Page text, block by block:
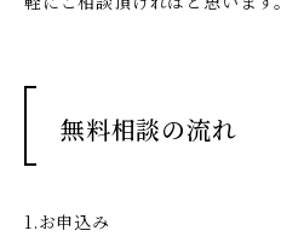
無料相談の流れ
1.お申込み